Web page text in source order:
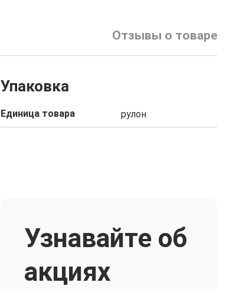
Отзывы о товаре
Упаковка
Единица товара рулон
Узнавайте об
акциях